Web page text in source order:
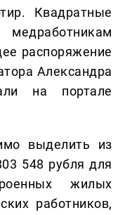
Квадратные
распоряжение
Александра
на портале
выделить из
548 рубля для
жилых
работников,